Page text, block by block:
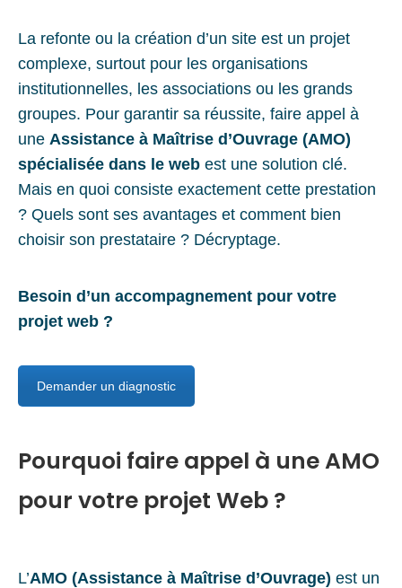
La refonte ou la création d’un site est un projet
complexe, surtout pour les organisations
institutionnelles, les associations ou les grands
groupes. Pour garantir sa réussite, faire appel à
une Assistance à Maîtrise d’Ouvrage (AMO)
spécialisée dans le web est une solution clé.
Mais en quoi consiste exactement cette prestation
? Quels sont ses avantages et comment bien
choisir son prestataire ? Décryptage.
Besoin d’un accompagnement pour votre
projet web ?
Demander un diagnostic
Pourquoi faire appel à une AMO
pour votre projet Web ?
L’AMO (Assistance à Maîtrise d’Ouvrage) est un